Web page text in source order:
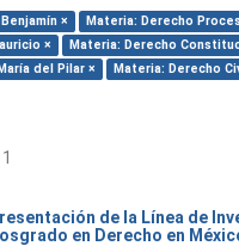
× Materia: Derecho
×
Materia: Derecho
del Pilar ×
Materia: Derecho
de la Línea de
en Derecho en